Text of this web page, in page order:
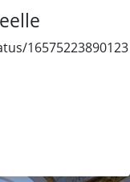
16575223890123